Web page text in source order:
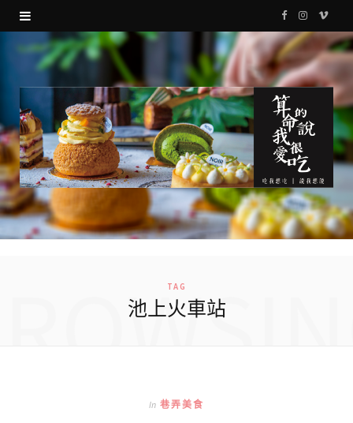
F
a
c
e
b
o
k
I
s
g
r
a
V
i
TAG
池上火車站
In 巷弄美食